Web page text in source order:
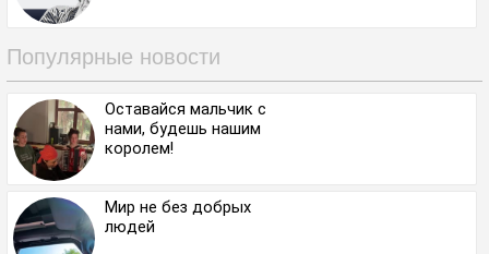
Популярные новости
Оставайся мальчик с
нами, будешь нашим
королем!
Мир не без добрых
людей